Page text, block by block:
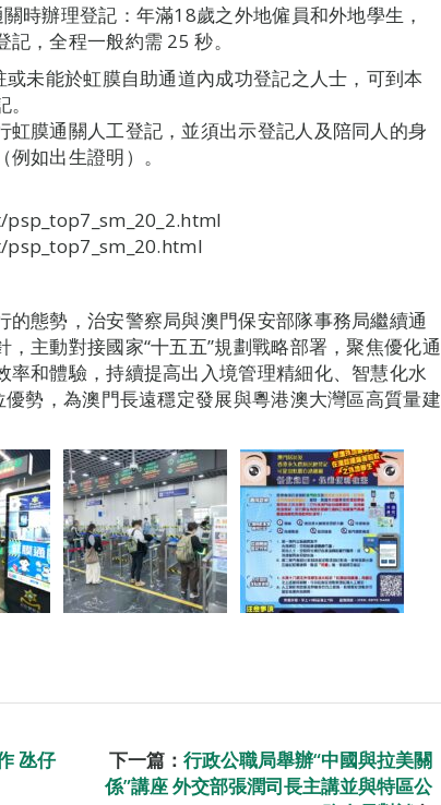
時辦理登記：年滿18歲之外地僱員和外地學生，
，全程一般約需 25 秒。
未能於虹膜自助通道內成功登記之人士，可到本
膜通關人工登記，並須出示登記人及陪同人的身
如出生證明）。
態勢，治安警察局與澳門保安部隊事務局繼續通
主動對接國家“十五五”規劃戰略部署，聚焦優化通
和體驗，持續提高出入境管理精細化、智慧化水
勢，為澳門長遠穩定發展與粵港澳大灣區高質量建
氹仔
下一篇： 行政公職局舉辦“中國與拉美關
係”講座 外交部張潤司長主講並與特區公